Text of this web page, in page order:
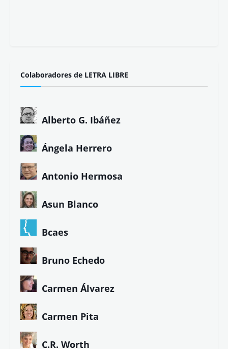
Colaboradores de LETRA LIBRE
Alberto G. Ibáñez
Ángela Herrero
Antonio Hermosa
Asun Blanco
Bcaes
Bruno Echedo
Carmen Álvarez
Carmen Pita
C.R. Worth